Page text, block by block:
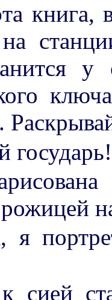
книга,
на
у
я
сией